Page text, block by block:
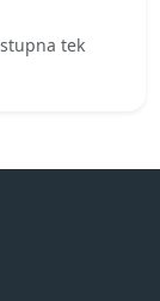
tek